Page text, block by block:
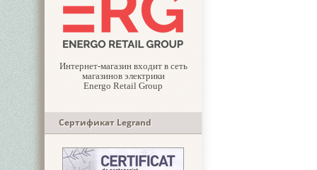
Интернет-магазин входит в сеть
магазинов электрики
Energo Retail Group
Сертификат Legrand